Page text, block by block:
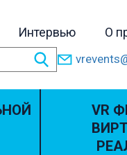
Интервью О
VR